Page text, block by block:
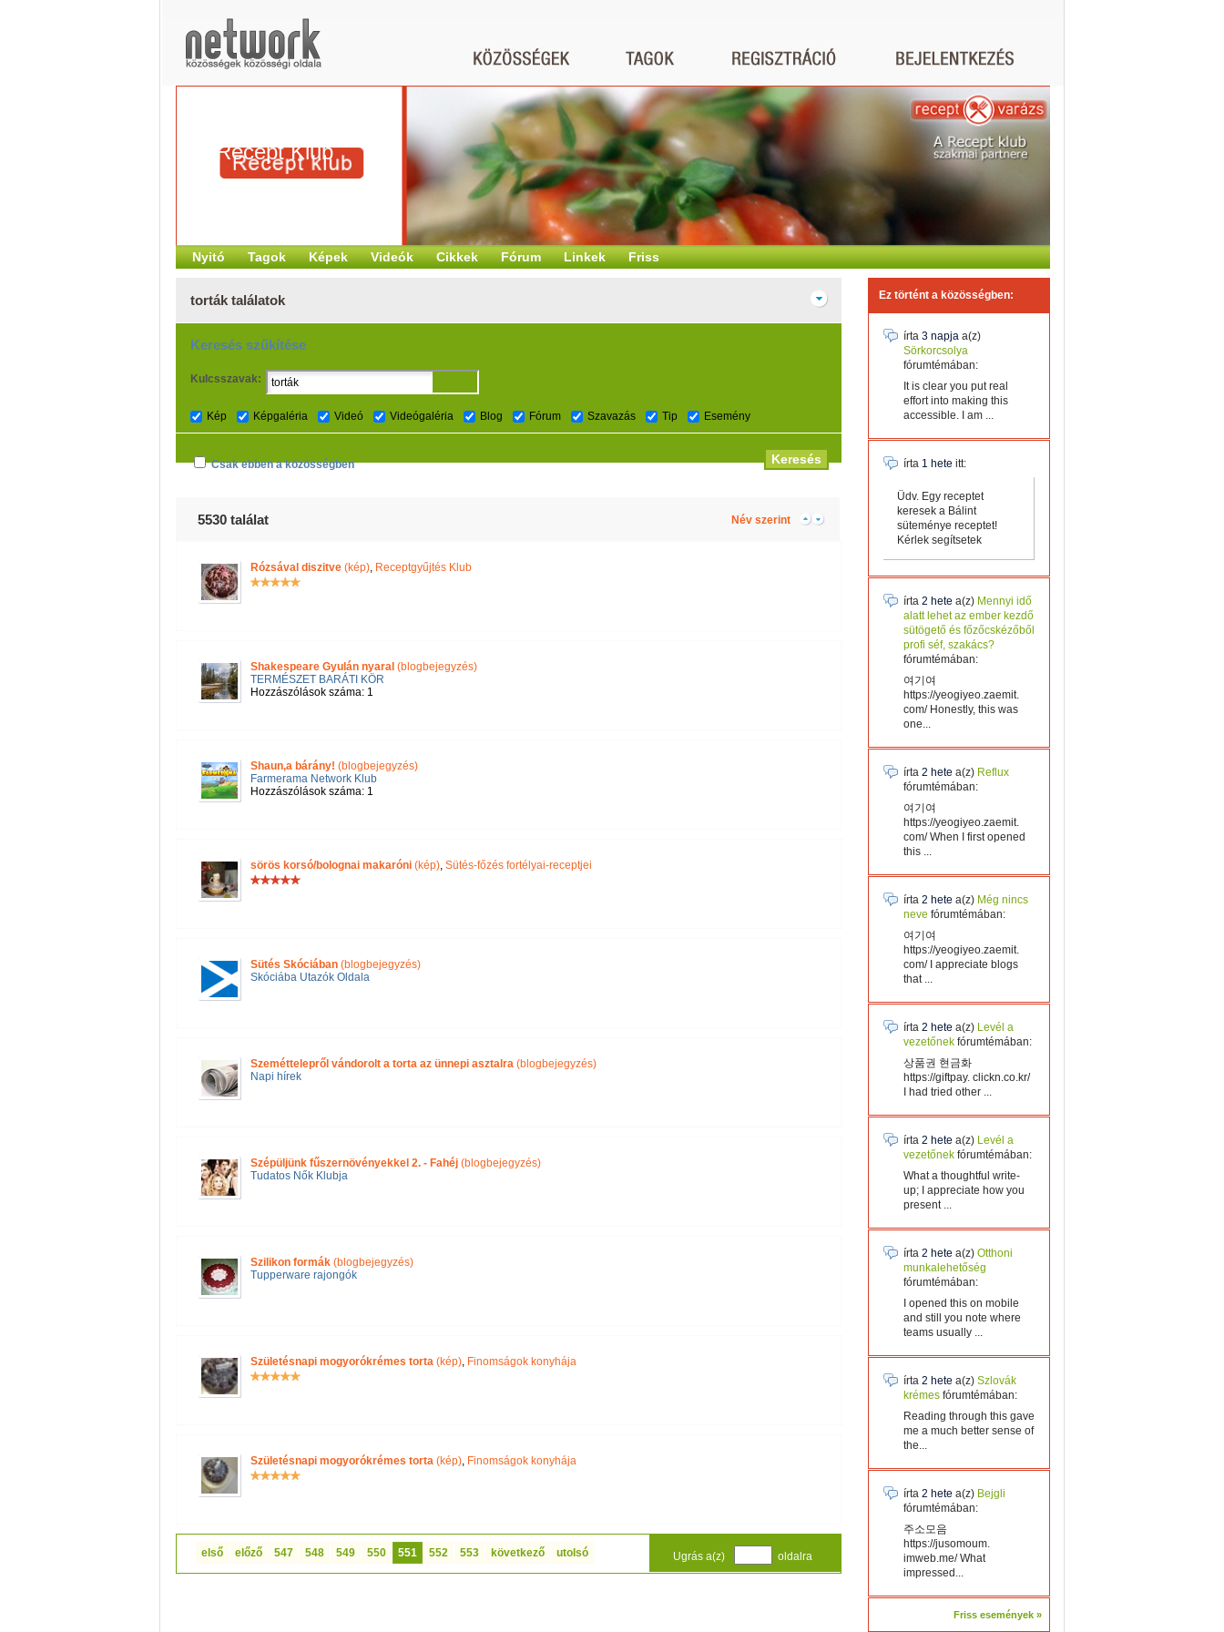
Recept Klub
Nyitó Tagok Képek Videók Cikkek Fórum Linkek Friss
torták találatok
Keresés szűkítése
Kulcsszavak:
Kép Képgaléria Videó Videógaléria Blog Fórum Szavazás Tip Esemény
Csak ebben a közösségben
5530 találat Név szerint
Rózsával diszitve (kép), Receptgyűjtés Klub
Shakespeare Gyulán nyaral (blogbejegyzés)
TERMÉSZET BARÁTI KÖR
Hozzászólások száma: 1
Shaun,a bárány! (blogbejegyzés)
Farmerama Network Klub
Hozzászólások száma: 1
sörös korsó/bolognai makaróni (kép), Sütés-főzés fortélyai-receptjei
Sütés Skóciában (blogbejegyzés)
Skóciába Utazók Oldala
Szeméttelepről vándorolt a torta az ünnepi asztalra (blogbejegyzés)
Napi hírek
Szépüljünk fűszernövényekkel 2. - Fahéj (blogbejegyzés)
Tudatos Nők Klubja
Szilikon formák (blogbejegyzés)
Tupperware rajongók
Születésnapi mogyorókrémes torta (kép), Finomságok konyhája
Születésnapi mogyorókrémes torta (kép), Finomságok konyhája
Ugrás a(z) oldalra
első előző 547 548 549 550 551 552 553 következő utolsó
Ez történt a közösségben:
írta 3 napja a(z)
Sörkorcsolya
fórumtémában:
It is clear you put real
effort into making this
accessible. I am ...
írta 1 hete itt:
Üdv. Egy receptet
keresek a Bálint
süteménye receptet!
Kérlek segítsetek
írta 2 hete a(z) Mennyi idő
alatt lehet az ember kezdő
sütögető és főzőcskézőből
profi séf, szakács?
fórumtémában:
여기여
https://yeogiyeo.zaemit.
com/ Honestly, this was
one...
írta 2 hete a(z) Reflux
fórumtémában:
여기여
https://yeogiyeo.zaemit.
com/ When I first opened
this ...
írta 2 hete a(z) Még nincs
neve fórumtémában:
여기여
https://yeogiyeo.zaemit.
com/ I appreciate blogs
that ...
írta 2 hete a(z) Levél a
vezetőnek fórumtémában:
상품권 현금화
https://giftpay. clickn.co.kr/
I had tried other ...
írta 2 hete a(z) Levél a
vezetőnek fórumtémában:
What a thoughtful write-
up; I appreciate how you
present ...
írta 2 hete a(z) Otthoni
munkalehetőség
fórumtémában:
I opened this on mobile
and still you note where
teams usually ...
írta 2 hete a(z) Szlovák
krémes fórumtémában:
Reading through this gave
me a much better sense of
the...
írta 2 hete a(z) Bejgli
fórumtémában:
주소모음
https://jusomoum.
imweb.me/ What
impressed...
Friss események »